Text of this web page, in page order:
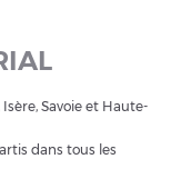
Savoie et Haute-
dans tous les